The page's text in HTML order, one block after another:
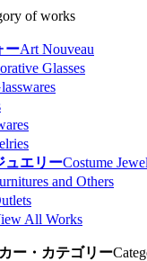
of works
ーArt Nouveau
Glasses
ュエリーCostume
and Others
All Works
ー・カテゴリー